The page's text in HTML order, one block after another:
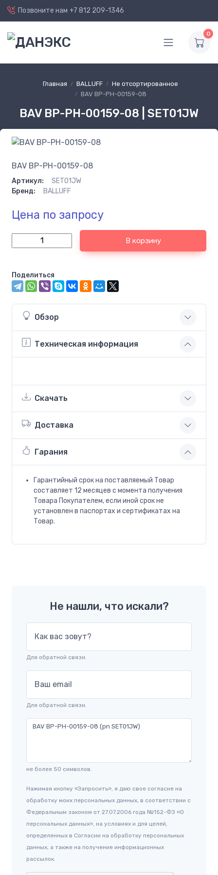
Позвоните нам +7 812 209-1346
0
Главная BALLUFF
Не отсортированное
BAV BP-PH-00159-08
BAV BP-PH-00159-08 | SET01JW
BAV BP-PH-00159-08
Артикул:
SET01JW
Бренд:
BALLUFF
Цена по запросу
В корзину
Поделиться
Обзор
Техническая информация
Скачать
Доставка
Гарания
Гарантийный срок на поставляемый Товар
составляет 12 месяцев с момента получения
Товара Покупателем, если иной срок не
установлен в паспортах и сертификатах на
Товар.
Не нашли, что искали?
Как вас зовут?
Для обратной связи.
Ваш email
Для обратной связи.
не более 50 символов.
Нажимая кнопку «Запросить», я даю свое согласие на
обработку моих персональных данных, в соответствии с
Федеральным законом от 27.07.2006 года №152-ФЗ «О
персональных данных», на условиях и для целей,
определенных в Согласии на обработку персональных
данных, а также на получение информационных
рассылок.